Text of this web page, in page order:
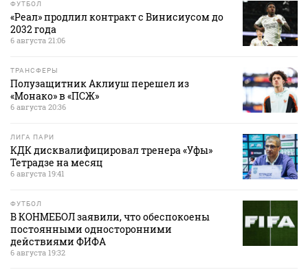
ФУТБОЛ
«Реал» продлил контракт с Винисиусом до
2032 года
6 августа 21:06
ТРАНСФЕРЫ
Полузащитник Аклиуш перешел из
«Монако» в «ПСЖ»
6 августа 20:36
ЛИГА ПАРИ
КДК дисквалифицировал тренера «Уфы»
Тетрадзе на месяц
6 августа 19:41
ФУТБОЛ
В КОНМЕБОЛ заявили, что обеспокоены
постоянными односторонними
действиями ФИФА
6 августа 19:32